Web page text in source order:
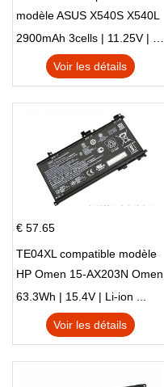
modèle ASUS X540S X540L
X540LA-SI302 X540SA
X540S
2900mAh 3cells | 11.25V | Li-ion ...
Voir les détails
€ 57.65
TE04XL compatible modèle
HP Omen 15-AX203N Omen
15 Series Pavilion 15 Series
63.3Wh | 15.4V | Li-ion ...
Voir les détails